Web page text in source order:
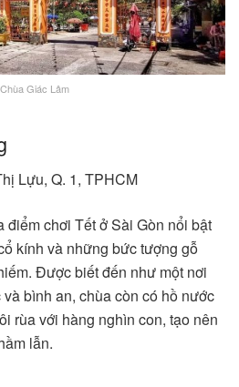
Chùa Giác Lâm
Lựu, Q. 1, TPHCM
chơi Tết ở Sài Gòn nổi bật
kính và những bức tượng gỗ
Được biết đến như một nơi
bình an, chùa còn có hồ nước
rùa với hàng nghìn con, tạo nên
lẫn.